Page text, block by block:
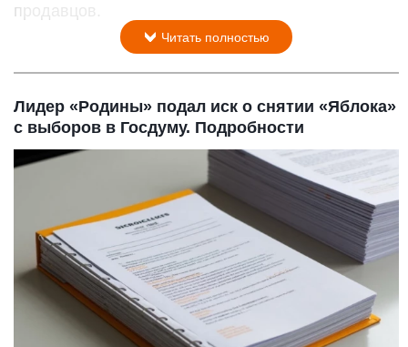
продавцов.
Читать полностью
Лидер «Родины» подал иск о снятии «Яблока»
с выборов в Госдуму. Подробности